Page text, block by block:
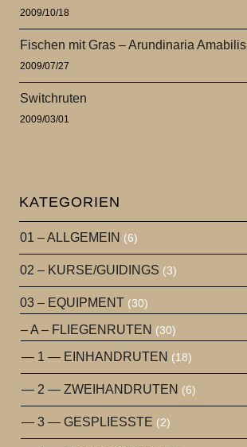
2009/10/18
Fischen mit Gras – Arundinaria Amabilis
2009/07/27
Switchruten
2009/03/01
KATEGORIEN
01 – ALLGEMEIN (6)
02 – KURSE/GUIDINGS (3)
03 – EQUIPMENT (30)
– A – FLIEGENRUTEN (30)
— 1 — EINHANDRUTEN (18)
— 2 — ZWEIHANDRUTEN (6)
— 3 — GESPLIESSTE (2)